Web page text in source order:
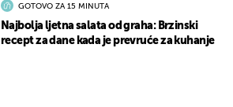
GOTOVO ZA 15 MINUTA
Najbolja ljetna salata od graha: Brzinski
recept za dane kada je prevruće za kuhanje